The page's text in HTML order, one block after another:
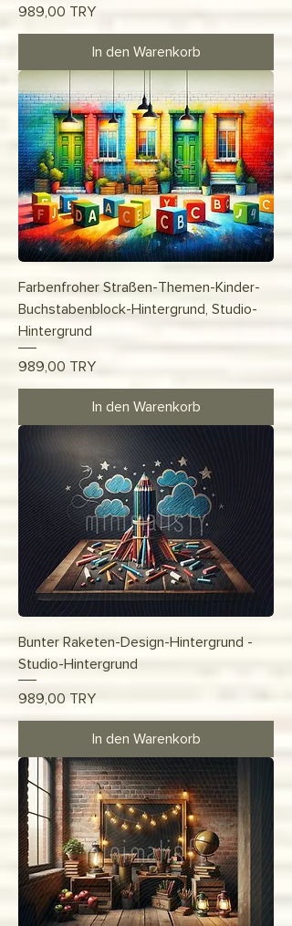
Preis
989,00 TRY
In den Warenkorb
Farbenfroher Straßen-Themen-Kinder-
Buchstabenblock-Hintergrund, Studio-
Hintergrund
Preis
989,00 TRY
In den Warenkorb
Bunter Raketen-Design-Hintergrund -
Studio-Hintergrund
Preis
989,00 TRY
In den Warenkorb